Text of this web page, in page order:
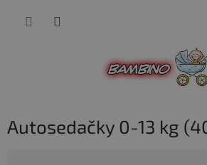
Autosedačky 0-13 kg